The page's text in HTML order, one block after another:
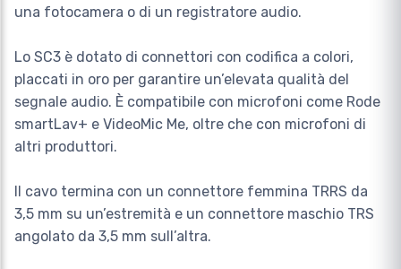
una fotocamera o di un registratore audio.
Lo SC3 è dotato di connettori con codifica a colori,
placcati in oro per garantire un’elevata qualità del
segnale audio. È compatibile con microfoni come Rode
smartLav+ e VideoMic Me, oltre che con microfoni di
altri produttori.
Il cavo termina con un connettore femmina TRRS da
3,5 mm su un’estremità e un connettore maschio TRS
angolato da 3,5 mm sull’altra.